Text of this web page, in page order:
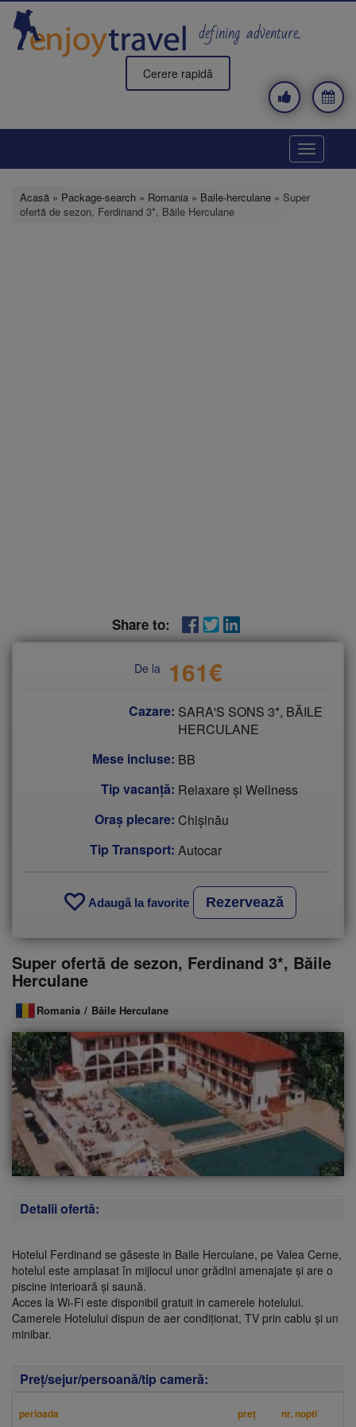
Mergi
conţinutul
principal
defining adventure..
Cerere rapidă
Toggle
Acasă » Package-search » Romania » Baile-herculane » Super
ofertă de sezon, Ferdinand 3*, Băile Herculane
Share to:
De la 161€
Cazare: SARA'S SONS 3*, BĂILE
HERCULANE
Mese incluse: BB
Tip vacanţă: Relaxare și Wellness
Oraș plecare: Chişinău
Tip Transport: Autocar
Adaugâ la favorite Rezervează
Super ofertă de sezon, Ferdinand 3*, Băile
Herculane
Romania / Băile Herculane
Detalii ofertă:
Hotelul Ferdinand se găseste in Baile Herculane, pe Valea Cerne,
hotelul este amplasat în mijlocul unor grădini amenajate și are o
piscine interioară și saună.
Acces la Wi-Fi este disponibil gratuit in camerele hotelului.
Camerele Hotelului dispun de aer condiționat, TV prin cablu și un
minibar.
Preţ/sejur/persoană/tip cameră:
perioada preţ nr. nopti